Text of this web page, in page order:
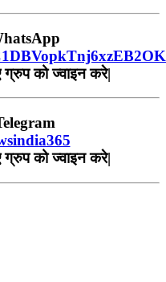
ग्रुप को ज्वाइन करे|
ग्रुपकोज्वाइनकरे|